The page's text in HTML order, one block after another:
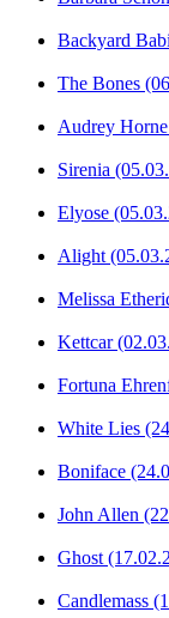
Backyard
The Bones
Audrey
Sirenia
Elyose
Alight
Melissa
Kettcar
Fortuna
White Lies
Boniface
John Allen
Ghost
Candlemass